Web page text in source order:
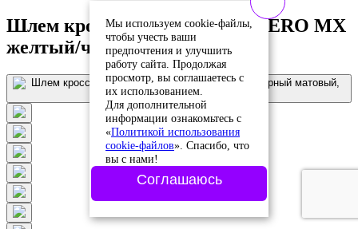
Шлем кроссовый ORIGINE HERO MX
желтый/черный матовый, XS
Мы используем cookie-файлы,
чтобы учесть ваши
предпочтения и улучшить
работу сайта. Продолжая
просмотр, вы соглашаетесь с
их использованием.
Для дополнительной
информации ознакомьтесь с
«Политикой использования
cookie-файлов». Спасибо, что
вы с нами!
Соглашаюсь